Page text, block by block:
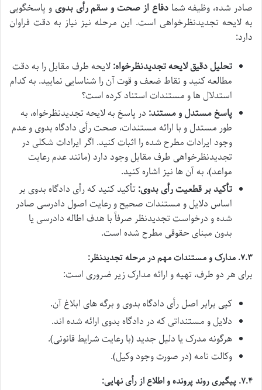
صادر شده، وظیفه شمادفاع از صحت و سقم رأی بدویو پاسخگویی
به لایحه تجدیدنظرخواهی است. این مرحله نیز نیاز به دقت فراوان
دارد:
تحلیل دقیق لایحه تجدیدنظرخواه:لایحه طرف مقابل را به دقت
مطالعه کنید و نقاط ضعف و قوت آن را شناسایی نمایید. به کدام
استدلال ها و مستندات استناد کرده است؟
پاسخ مستدل و مستند: در پاسخ به لایحه تجدیدنظرخواه، به
طور مستدل و با ارائه مستندات، صحت رأی دادگاه بدوی و عدم
وجود ایرادات مطرح شده را اثبات کنید. اگر ایرادات شکلی در
تجدیدنظرخواهی طرف مقابل وجود دارد (مانند عدم رعایت
مواعد)، به آن ها نیز اشاره کنید.
تأکید بر قطعیت رأی بدوی:تأکید کنید که رأی دادگاه بدوی بر
اساس دلایل و مستندات صحیح و رعایت اصول دادرسی صادر
شده و درخواست تجدیدنظر صرفاً با هدف اطاله دادرسی یا
بدون مبنای حقوقی مطرح شده است.
۷.۳. مدارک و مستندات مهم در مرحله تجدیدنظر:
برای هر دو طرف، تهیه و ارائه مدارک زیر ضروری است:
کپی برابر اصل رأی دادگاه بدوی و برگه های ابلاغ آن.
دلایل و مستنداتی که در دادگاه بدوی ارائه شده اند.
هرگونه مدرک یا دلیل جدید (با رعایت شرایط قانونی).
وکالت نامه (در صورت وجود وکیل).
۷.۴. پیگیری روند پرونده و اطلاع از رأی نهایی: